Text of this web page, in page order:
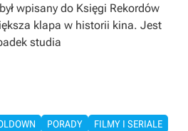
wpisany do Księgi Rekordów
klapa w historii kina. Jest
studia
PORADY
FILMY I SERIALE